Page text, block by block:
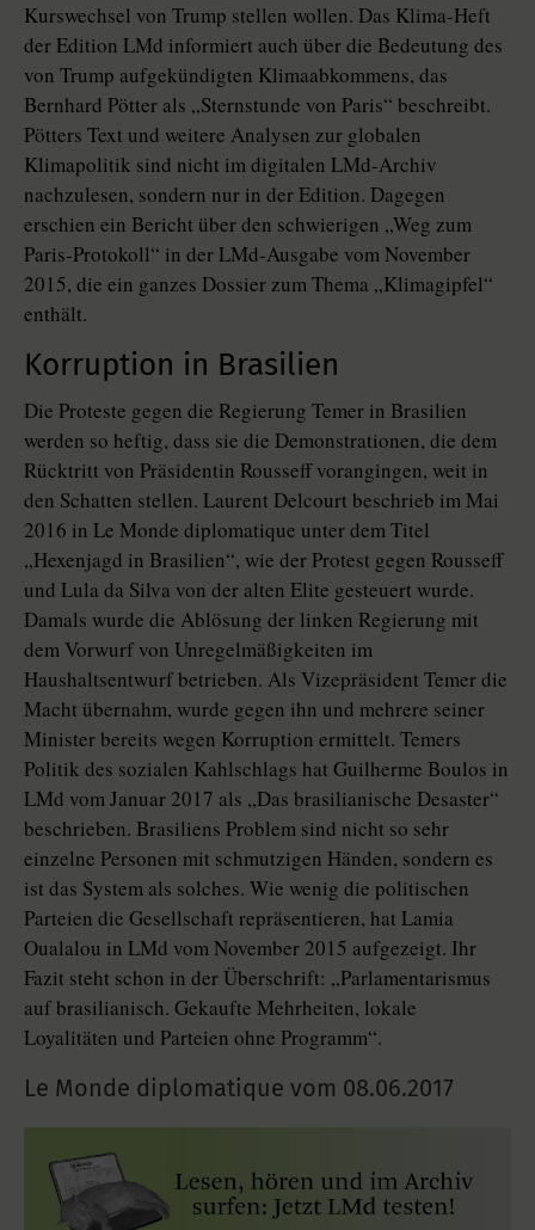
Kurswechsel von Trump stellen wollen. Das Klima-Heft
der Edition LMd informiert auch über die Bedeutung des
von Trump aufgekündigten Klimaabkommens, das
Bernhard Pötter als „Sternstunde von Paris“ beschreibt.
Pötters Text und weitere Analysen zur globalen
Klimapolitik sind nicht im digitalen LMd-Archiv
nachzulesen, sondern nur in der Edition. Dagegen
erschien ein Bericht über den schwierigen „Weg zum
Paris-Protokoll“ in der LMd-Ausgabe vom November
2015, die ein ganzes Dossier zum Thema „Klimagipfel“
enthält.
Korruption in Brasilien
Die Proteste gegen die Regierung Temer in Brasilien
werden so heftig, dass sie die Demonstrationen, die dem
Rücktritt von Präsidentin Rousseff vorangingen, weit in
den Schatten stellen. Laurent Delcourt beschrieb im Mai
2016 in Le Monde diplomatique unter dem Titel
„Hexenjagd in Brasilien“, wie der Protest gegen Rousseff
und Lula da Silva von der alten Elite gesteuert wurde.
Damals wurde die Ablösung der linken Regierung mit
dem Vorwurf von Unregelmäßigkeiten im
Haushaltsentwurf betrieben. Als Vizepräsident Temer die
Macht übernahm, wurde gegen ihn und mehrere seiner
Minister bereits wegen Korruption ermittelt. Temers
Politik des sozialen Kahlschlags hat Guilherme Boulos in
LMd vom Januar 2017 als „Das brasilianische Desaster“
beschrieben. Brasiliens Problem sind nicht so sehr
einzelne Personen mit schmutzigen Händen, sondern es
ist das System als solches. Wie wenig die politischen
Parteien die Gesellschaft repräsentieren, hat Lamia
Oualalou in LMd vom November 2015 aufgezeigt. Ihr
Fazit steht schon in der Überschrift: „Parlamentarismus
auf brasilianisch. Gekaufte Mehrheiten, lokale
Loyalitäten und Parteien ohne Programm“.
Le Monde diplomatique vom 08.06.2017